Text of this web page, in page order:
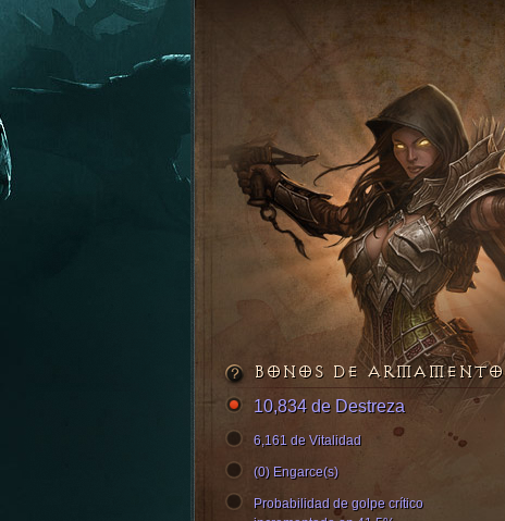
BONOS DE ARMAMENTO
10,834 de Destreza
6,161 de Vitalidad
(0) Engarce(s)
Probabilidad de golpe crítico